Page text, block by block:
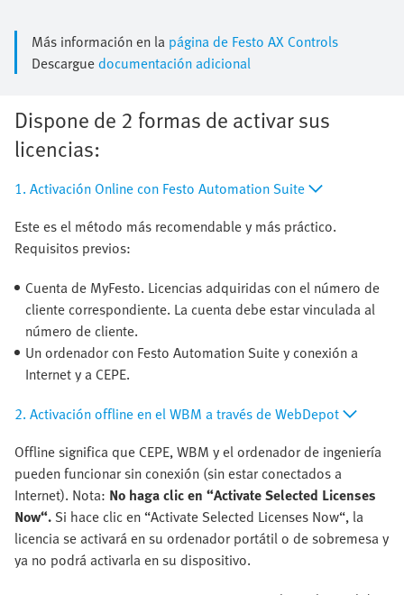
Más información en la página de Festo AX Controls
Descarguedocumentación adicional
Dispone de 2 formas de activar sus
licencias:
1. Activación Online con Festo Automation Suite
Este es el método más recomendable y más práctico.
Requisitos previos:
Cuenta de MyFesto. Licencias adquiridas con el número de
cliente correspondiente. La cuenta debe estar vinculada al
número de cliente.
Un ordenador con Festo Automation Suite y conexión a
Internet y a CEPE.
2. Activación offline en el WBM a través de WebDepot
Offline significa que CEPE, WBM y el ordenador de ingeniería
pueden funcionar sin conexión (sin estar conectados a
Internet). Nota: No haga clic en “Activate Selected Licenses
Now“. Si hace clic en “Activate Selected Licenses Now“, la
licencia se activará en su ordenador portátil o de sobremesa y
ya no podrá activarla en su dispositivo.